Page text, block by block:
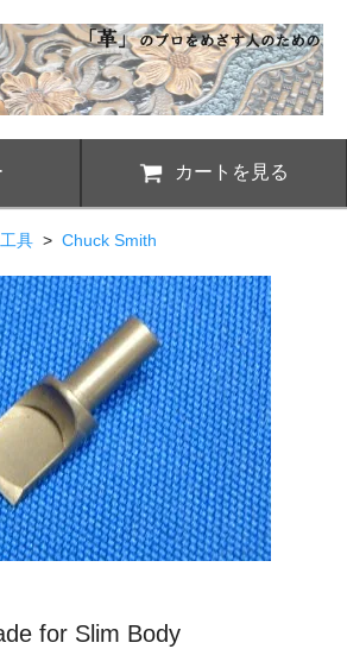
カートを見る
具 > Chuck Smith
for Slim Body